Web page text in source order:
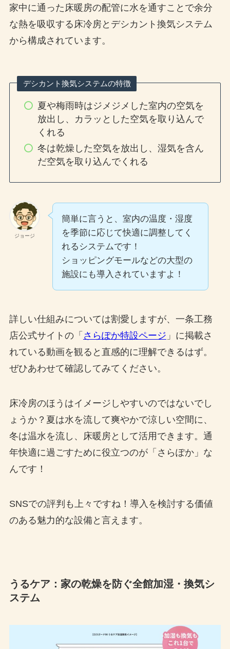
家中に通った床暖房の配管に水を通すことで余分
な熱を吸収する床冷房とデシカント換気システム
から構成されています。
デシカント換気システムの特徴
夏や梅雨時はジメジメした室内の空気を
放出し、カラッとした空気を取り込んで
くれる
冬は乾燥した空気を放出し、湿気を含ん
だ空気を取り込んでくれる
ジョージ
簡単に言うと、室内の温度・湿度
を季節に応じて快適に調整してく
れるシステムです！
ショッピングモールなどの大型の
施設にも導入されていますよ！
詳しい仕組みについては割愛しますが、一条工務
店公式サイトの「 さらぽか特設ページ 」に掲載さ
れている動画を観ると直感的に理解できるはず。
ぜひあわせて確認してみてください。
床冷房のほうはイメージしやすいのではないでし
ょうか？夏は水を流して爽やかで涼しい空間に、
冬は温水を流し、床暖房として活用できます。通
年快適に過ごすために役立つのが「さらぽか」な
んです！
SNSでの評判も上々ですね！導入を検討する価値
のある魅力的な設備と言えます。
うるケア：家の乾燥を防ぐ全館加湿・換気シ
ステム